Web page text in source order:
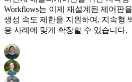
Workflows는 이제 재설계된 제어판
생성 속도 제한을 지원하며, 지속형
용 사례에 맞게 확장할 수 있습니다.